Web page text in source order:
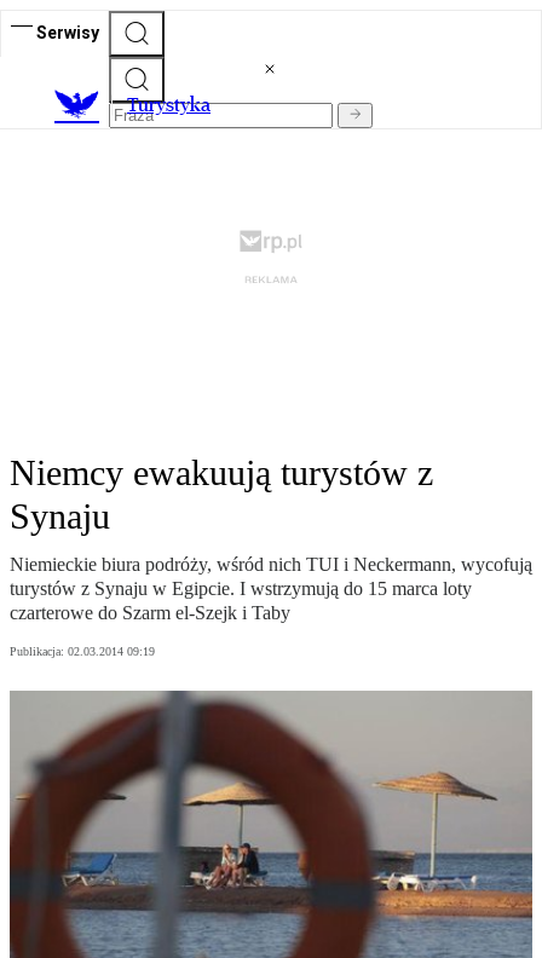
Serwisy
Turystyka
Niemcy ewakuują turystów z
Synaju
Niemieckie biura podróży, wśród nich TUI i Neckermann, wycofują
turystów z Synaju w Egipcie. I wstrzymują do 15 marca loty
czarterowe do Szarm el-Szejk i Taby
Publikacja: 02.03.2014 09:19